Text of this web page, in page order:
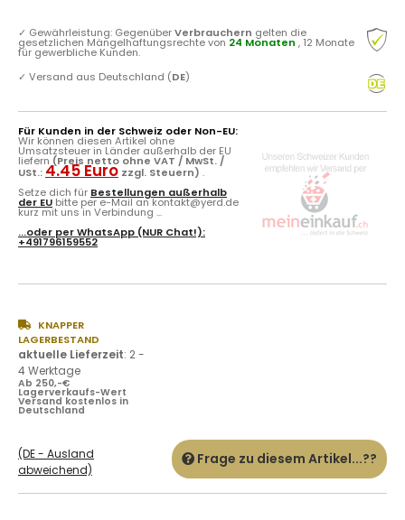
✓ Gewährleistung: GegenüberVerbrauchern gelten die
gesetzlichen Mängelhaftungsrechte von 24 Monaten , 12 Monate
für gewerbliche Kunden.
✓ Versand aus Deutschland (DE)
Für Kunden in der Schweiz oder Non-EU:
Wir können diesen Artikel ohne
Umsatzsteuer in Länder außerhalb der EU
liefern (Preis netto ohne VAT / MwSt. /
USt.: 4.45 Euro zzgl. Steuern) .
Setze dich für Bestellungen außerhalb
der EU bitte per e-Mail an kontakt@yerd.de
kurz mit uns in Verbindung ...
...oder perWhatsApp (NUR Chat!):
+491796159552
KNAPPER
LAGERBESTAND
aktuelle Lieferzeit: 2 -
4 Werktage
Ab 250,-€
Lagerverkaufs-Wert
Versand kostenlos in
Deutschland
(DE - Ausland
abweichend)
Frage zu diesem Artikel...??